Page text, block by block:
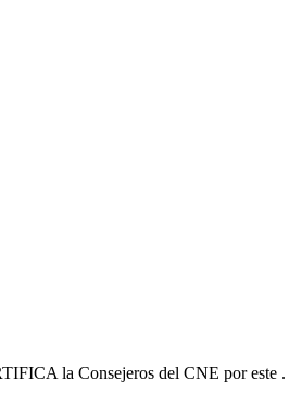
la Consejeros del CNE por este .